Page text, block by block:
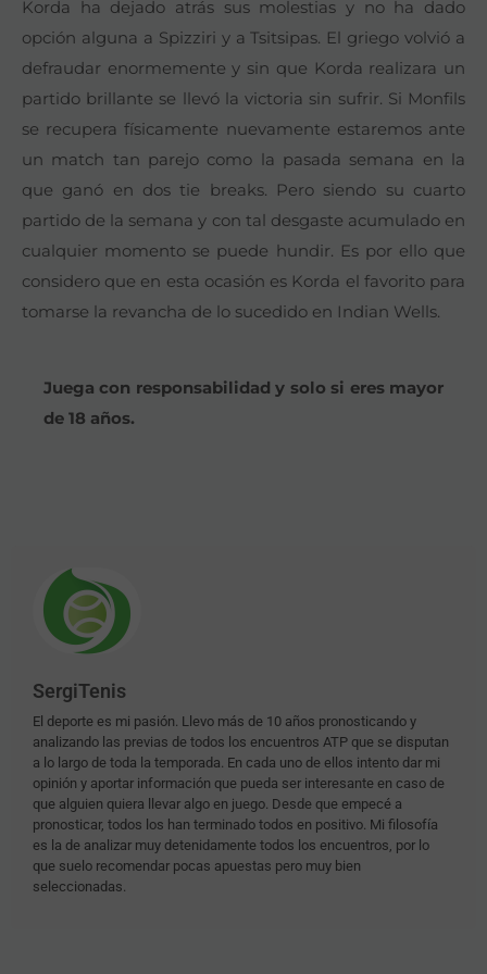
Korda ha dejado atrás sus molestias y no ha dado
opción alguna a Spizziri y a Tsitsipas. El griego volvió a
defraudar enormemente y sin que Korda realizara un
partido brillante se llevó la victoria sin sufrir. Si Monfils
se recupera físicamente nuevamente estaremos ante
un match tan parejo como la pasada semana en la
que ganó en dos tie breaks. Pero siendo su cuarto
partido de la semana y con tal desgaste acumulado en
cualquier momento se puede hundir. Es por ello que
considero que en esta ocasión es Korda el favorito para
tomarse la revancha de lo sucedido en Indian Wells.
Juega con responsabilidad y solo si eres mayor
de 18 años.
SergiTenis
El deporte es mi pasión. Llevo más de 10 años pronosticando y
analizando las previas de todos los encuentros ATP que se disputan
a lo largo de toda la temporada. En cada uno de ellos intento dar mi
opinión y aportar información que pueda ser interesante en caso de
que alguien quiera llevar algo en juego. Desde que empecé a
pronosticar, todos los han terminado todos en positivo. Mi filosofía
es la de analizar muy detenidamente todos los encuentros, por lo
que suelo recomendar pocas apuestas pero muy bien
seleccionadas.